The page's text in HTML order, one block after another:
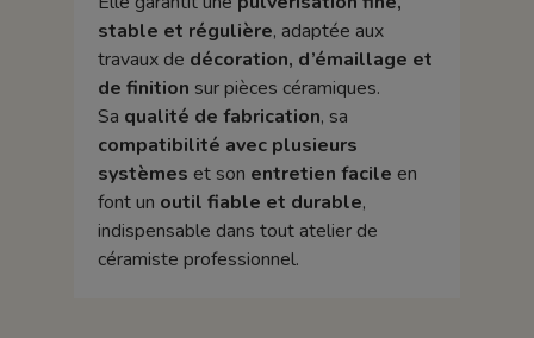
stable et régulière, adaptée aux
travaux de décoration, d’émaillage et
de finition sur pièces céramiques.
Sa qualité de fabrication, sa
compatibilité avec plusieurs
systèmes et son entretien facile en
font un outil fiable et durable,
indispensable dans tout atelier de
céramiste professionnel.